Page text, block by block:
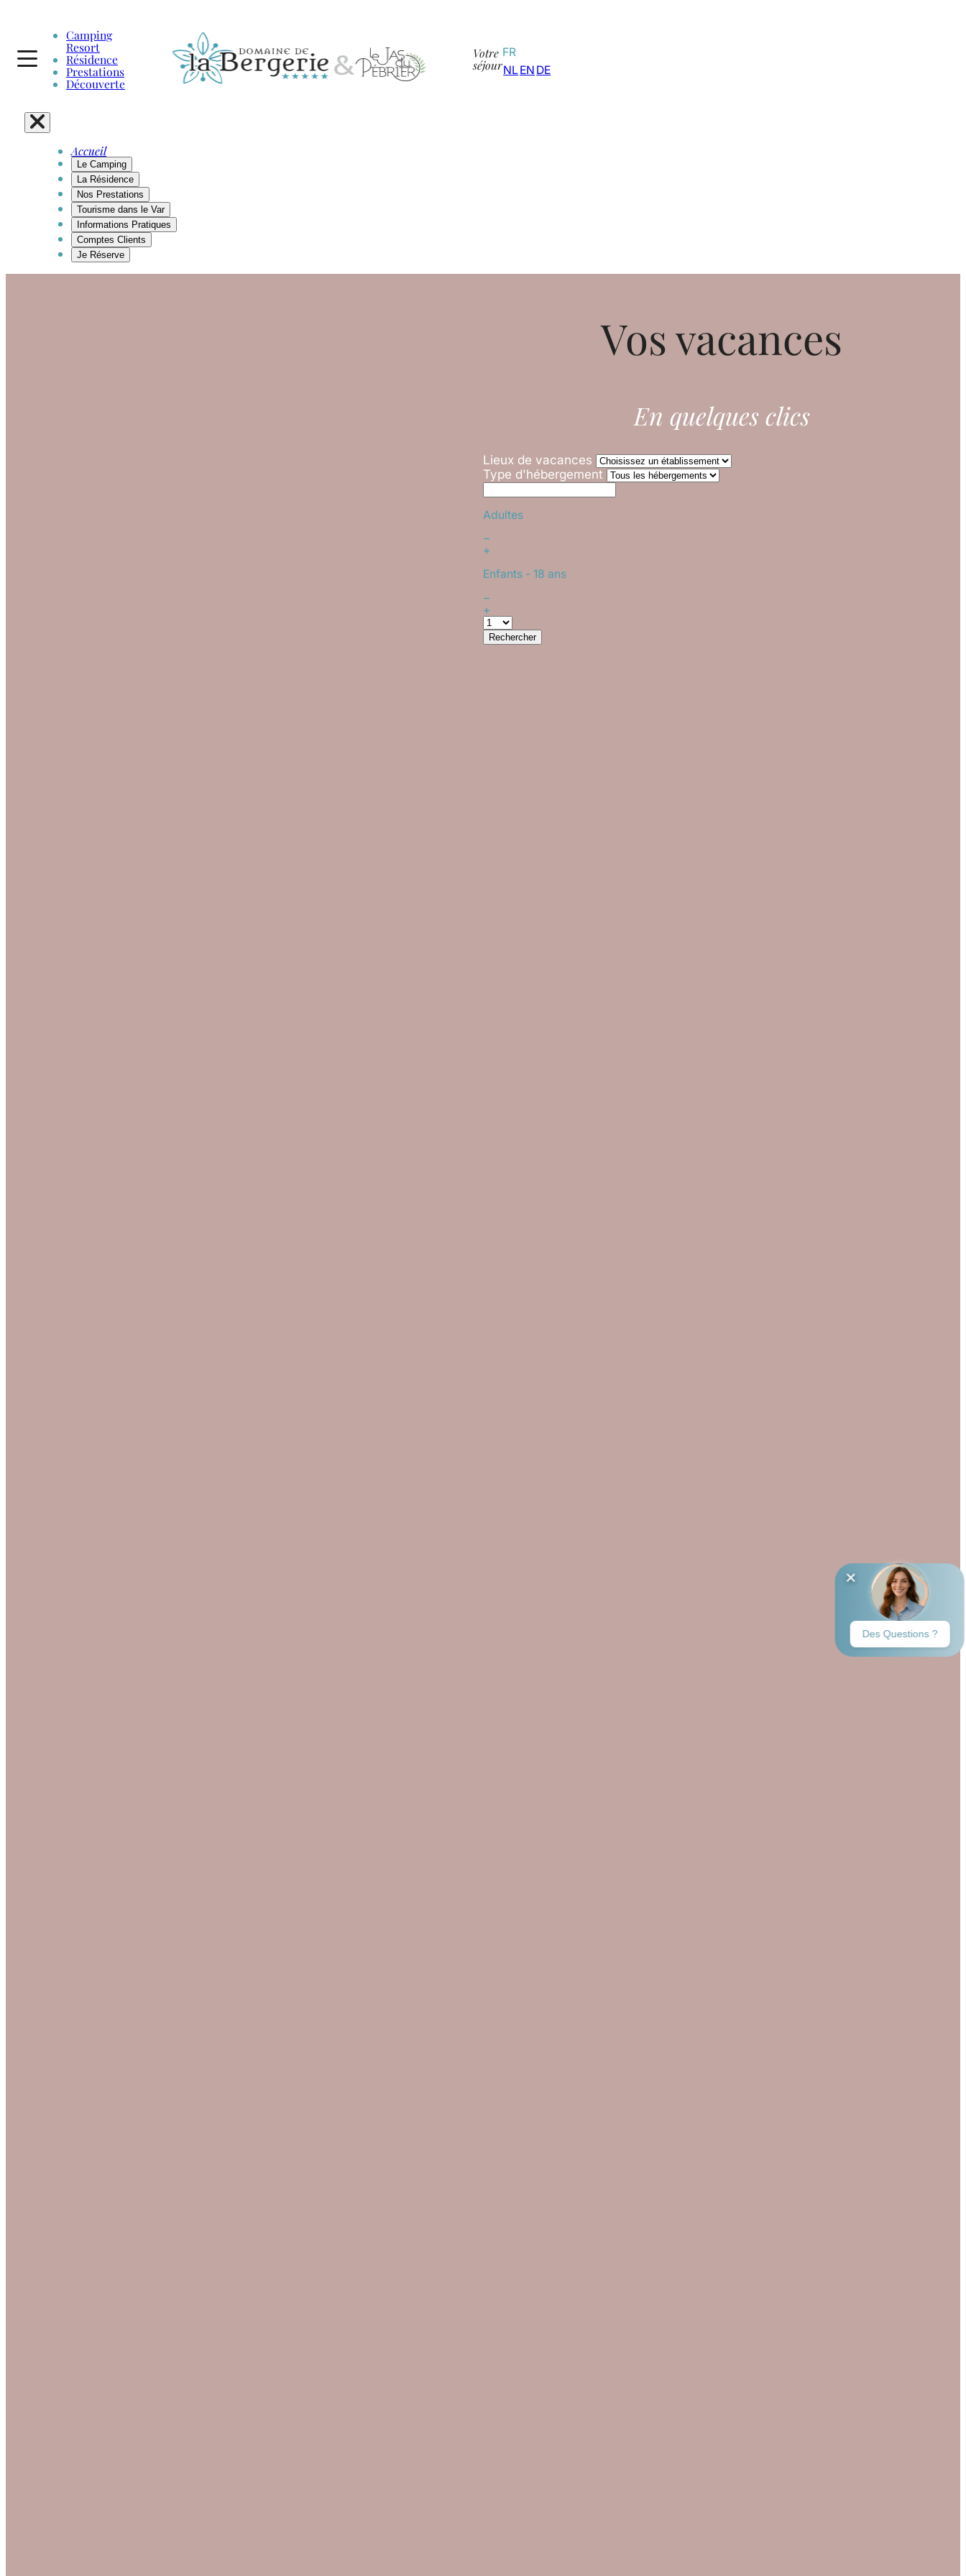
Camping
Resort
Résidence
Prestations
Découverte
Votre
séjour
FR
NL EN DE
Accueil
Le Camping
La Résidence
Nos Prestations
Tourisme dans le Var
Informations Pratiques
Comptes Clients
Je Réserve
Vos vacances
En quelques clics
Lieux de vacances
Type d'hébergement
Adultes
−
+
Enfants - 18 ans
−
+
Rechercher